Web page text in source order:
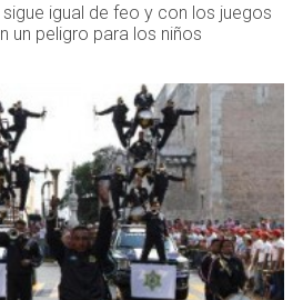
igual de feo y con los juegos
un peligro para los niños